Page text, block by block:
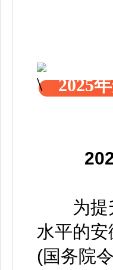
2025
为提升
水平的
(国务院